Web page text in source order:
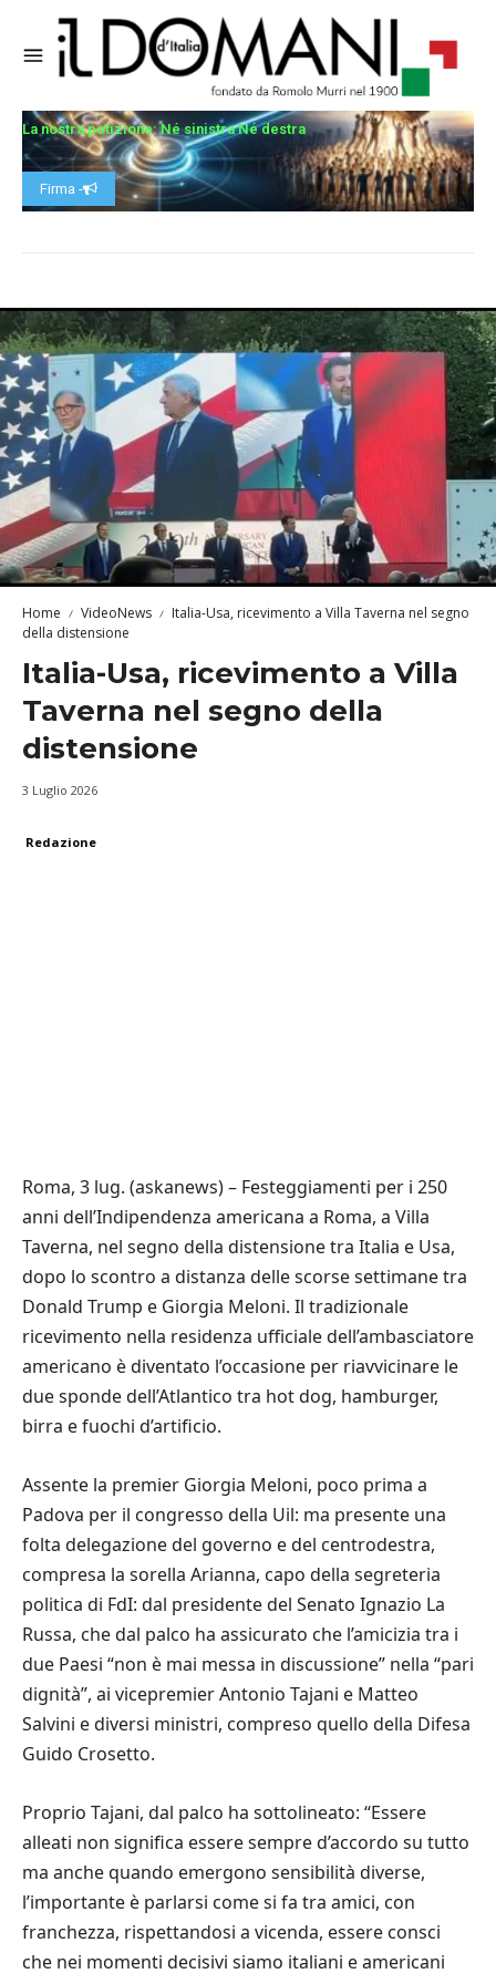
La nostra petizione: Né sinistra Né destra
Firma -
Home VideoNews
Italia-Usa, ricevimento a Villa Taverna nel segno
della distensione
Italia-Usa, ricevimento a Villa
Taverna nel segno della
distensione
3 Luglio 2026
Redazione
Roma, 3 lug. (askanews) – Festeggiamenti per i 250
anni dell’Indipendenza americana a Roma, a Villa
Taverna, nel segno della distensione tra Italia e Usa,
dopo lo scontro a distanza delle scorse settimane tra
Donald Trump e Giorgia Meloni. Il tradizionale
ricevimento nella residenza ufficiale dell’ambasciatore
americano è diventato l’occasione per riavvicinare le
due sponde dell’Atlantico tra hot dog, hamburger,
birra e fuochi d’artificio.
Assente la premier Giorgia Meloni, poco prima a
Padova per il congresso della Uil: ma presente una
folta delegazione del governo e del centrodestra,
compresa la sorella Arianna, capo della segreteria
politica di FdI: dal presidente del Senato Ignazio La
Russa, che dal palco ha assicurato che l’amicizia tra i
due Paesi “non è mai messa in discussione” nella “pari
dignità”, ai vicepremier Antonio Tajani e Matteo
Salvini e diversi ministri, compreso quello della Difesa
Guido Crosetto.
Proprio Tajani, dal palco ha sottolineato: “Essere
alleati non significa essere sempre d’accordo su tutto
ma anche quando emergono sensibilità diverse,
l’importante è parlarsi come si fa tra amici, con
franchezza, rispettandosi a vicenda, essere consci
che nei momenti decisivi siamo italiani e americani